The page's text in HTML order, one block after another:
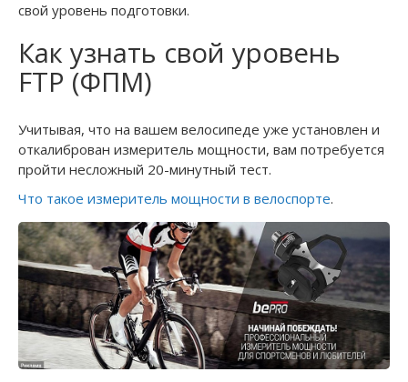
свой уровень подготовки.
Как узнать свой уровень
FTP (ФПМ)
Учитывая, что на вашем велосипеде уже установлен и
откалиброван измеритель мощности, вам потребуется
пройти несложный 20-минутный тест.
Что такое измеритель мощности в велоспорте.